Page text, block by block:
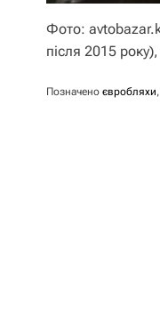
Фото:
після 2015
Позначено євробляхи,